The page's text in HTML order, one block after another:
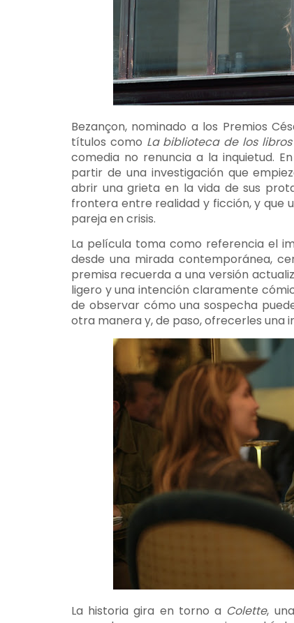
Bezançon, nominado a los Premios
títulos como La biblioteca de los
comedia no renuncia a la inquietud.
partir de una investigación que
abrir una grieta en la vida de sus
frontera entre realidad y ficción, y que
pareja en crisis.
La película toma como referencia el
desde una mirada contemporánea,
premisa recuerda a una versión
ligero y una intención claramente
de observar cómo una sospecha
otra manera y, de paso, ofrecerles una
La historia gira en torno a Colette,